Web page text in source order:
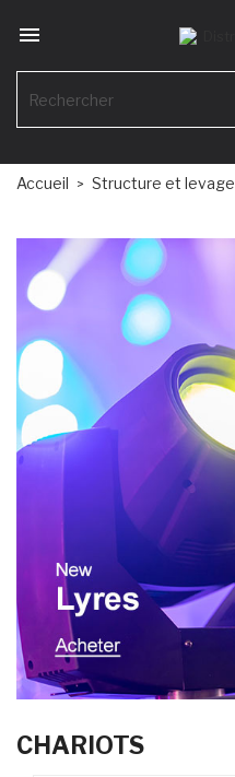

Accueil Structure et levage
CHARIOTS